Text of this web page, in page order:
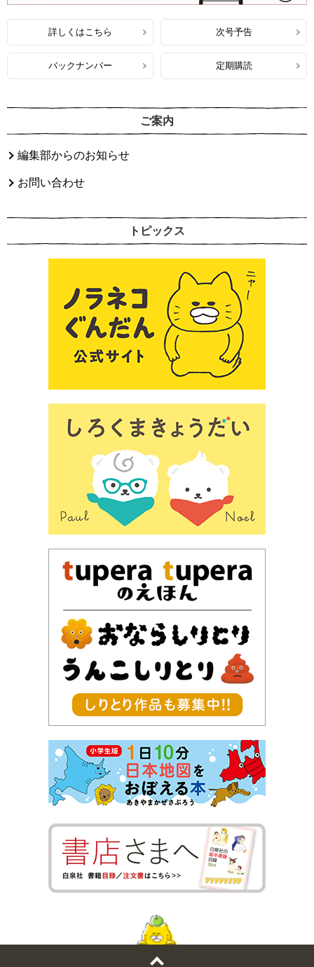
詳しくはこちら 次号予告
バックナンバー 定期購読
ご案内
編集部からのお知らせ
お問い合わせ
トピックス